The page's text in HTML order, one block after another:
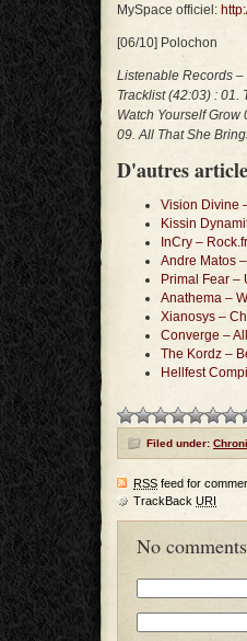
MySpace officiel:
[06/10] Polochon
Listenable Records –
Tracklist (42:03) : 01.
Watch Yourself
09. All That She
D'autres
Vision Divine
Kissin
InCry – Rock.fr
Andre Matos
Primal Fear –
Anathema –
Xianosys –
Converge –
The Kordz –
Hellfest
Filed under:
RSS feed for
TrackBack URI
No comments